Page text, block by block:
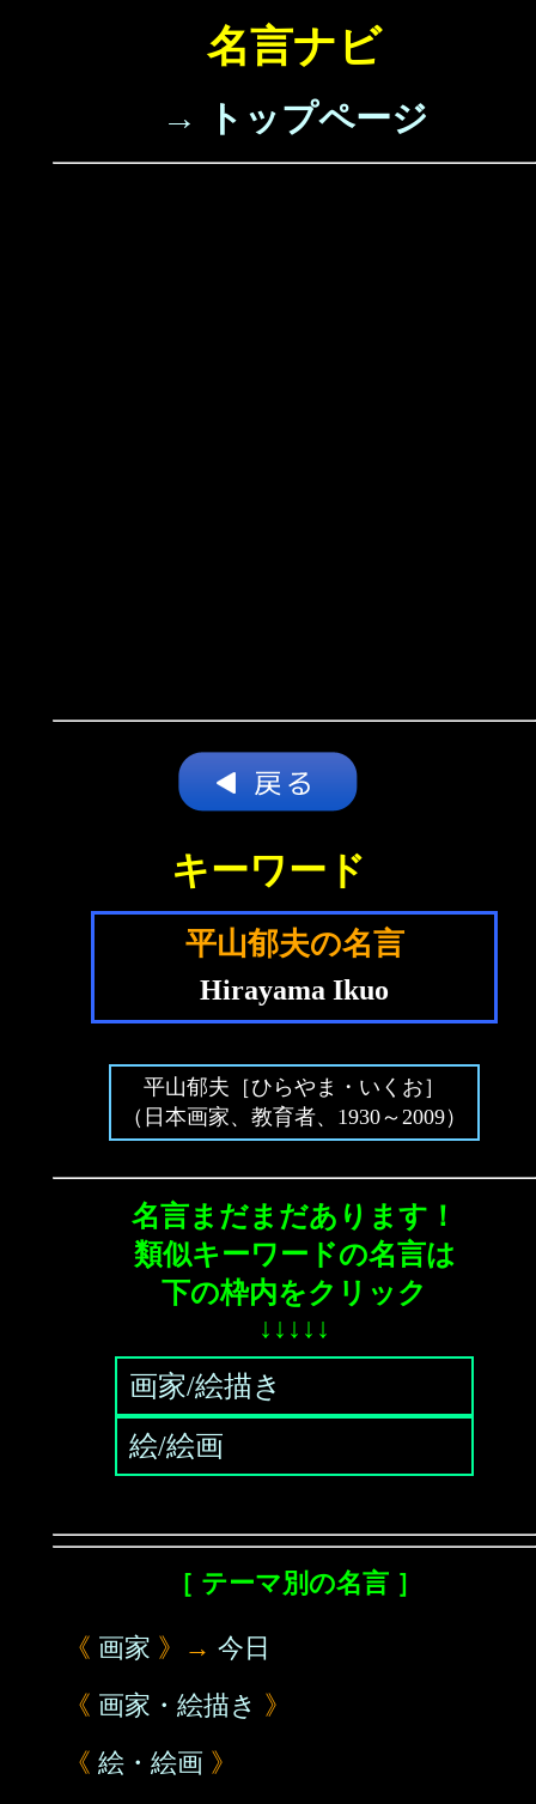
名言ナビ
→ トップページ
キーワード
平山郁夫の名言
Hirayama Ikuo
平山郁夫［ひらやま・いくお］
（日本画家、教育者、1930～2009）
名言まだまだあります！
類似キーワードの名言は
下の枠内をクリック
↓↓↓↓↓
画家/絵描き
絵/絵画
［ テーマ別の名言 ］
《 画家 》→ 今日
《 画家・絵描き 》
《 絵・絵画 》